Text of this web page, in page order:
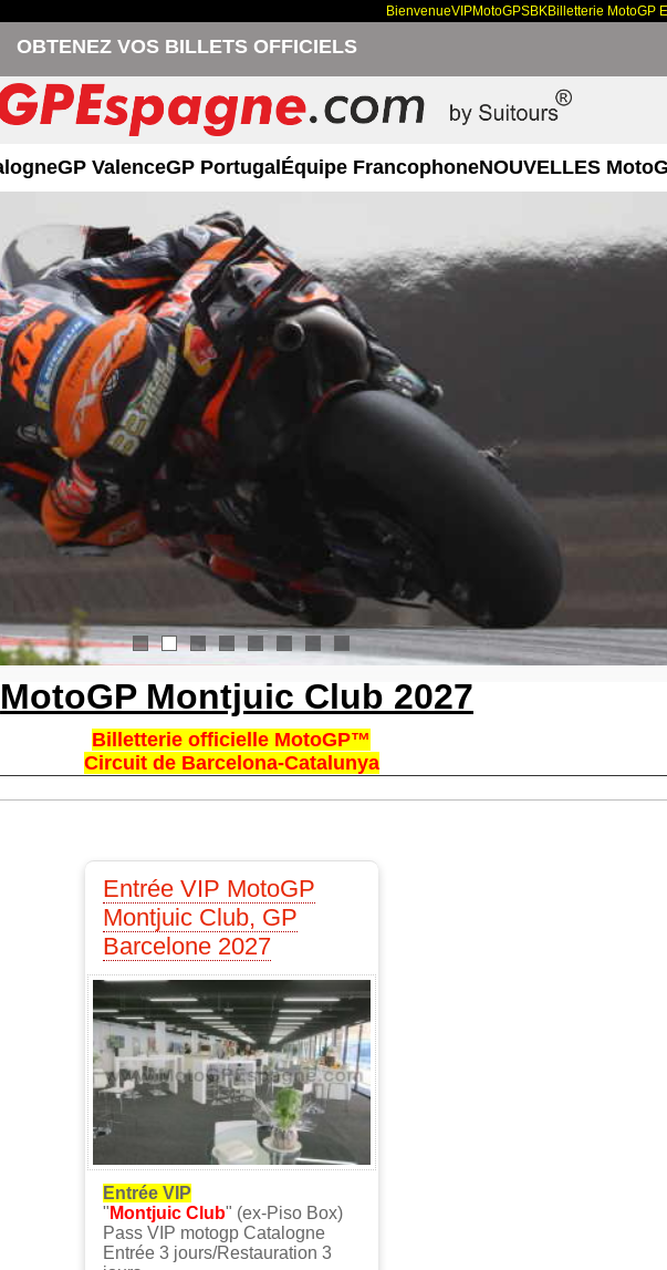
BienvenueVIPMotoGPSBKBilletterie MotoGP
OBTENEZ VOS BILLETS OFFICIELS
GP ValenceGP PortugalÉquipe FrancophoneNOUVELLES
1 3 4
MotoGP Montjuic Club 2027
Billetterie officielle MotoGP™
Circuit de Barcelona-Catalunya
Entrée VIP MotoGP
Montjuic Club, GP
Barcelone 2027
Entrée VIP
" Montjuic Club" (ex-Piso Box)
Pass VIP motogp Catalogne
Entrée 3 jours/Restauration 3